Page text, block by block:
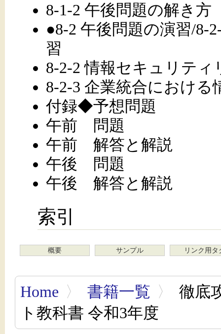
8-1-2 午後問題の解き方
●8-2 午後問題の演習/8-
習
8-2-2 情報セキュリテ
8-2-3 企業統合におけ
付録◆予想問題
午前 問題
午前 解答と解説
午後 問題
午後 解答と解説
索引
概要 サンプル リンク用タ
Home 〉 書籍一覧 〉
徹底
ト教科書 令和3年度